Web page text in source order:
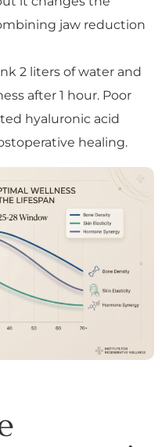
jaw reduction
2 liters of water and
after 1 hour. Poor
hyaluronic acid
healing.